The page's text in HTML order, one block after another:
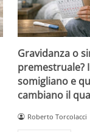
Gravidanza o
premestruale?
somigliano e
cambiano il
Roberto Torcolacci